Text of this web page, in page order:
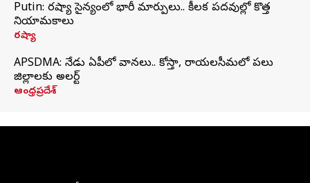
Putin: రష్యా సైన్యంలో భారీ మార్పులు.. కీలక పదవుల్లో కొత్త
నియామకాలు
రష్యా
APSDMA: నేడు ఏపీలో వానలు.. కోస్తా, రాయలసీమలో పలు
జిల్లాలకు అలర్ట్
ఆంధ్రప్రదేశ్